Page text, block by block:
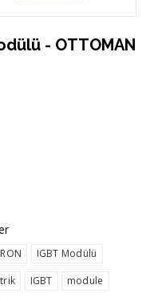
- OTTOMAN
IGBT Modülü
IGBT module